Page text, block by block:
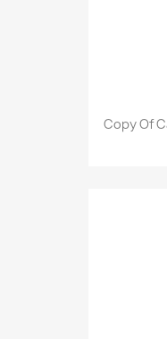
Copy Of